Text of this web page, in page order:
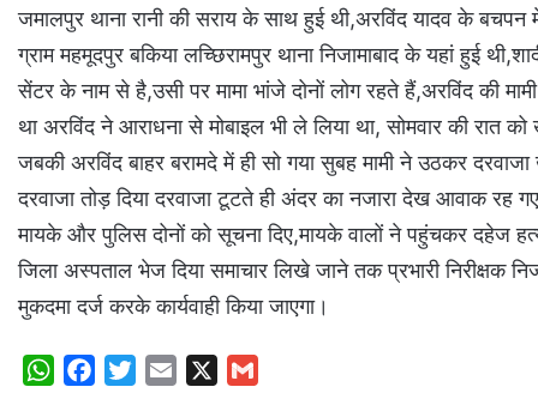
जमालपुर थाना रानी की सराय के साथ हुई थी,अरविंद यादव के बचपन
ग्राम महमूदपुर बकिया लच्छिरामपुर थाना निजामाबाद के यहां हुई
सेंटर के नाम से है,उसी पर मामा भांजे दोनों लोग रहते हैं,अरविंद की
था अरविंद ने आराधना से मोबाइल भी ले लिया था, सोमवार की रात
जबकी अरविंद बाहर बरामदे में ही सो गया सुबह मामी ने उठकर
दरवाजा तोड़ दिया दरवाजा टूटते ही अंदर का नजारा देख आवाक रह
मायके और पुलिस दोनों को सूचना दिए,मायके वालों ने पहुंचकर दहेज
जिला अस्पताल भेज दिया समाचार लिखे जाने तक प्रभारी निरीक्षक
मुकदमा दर्ज करके कार्यवाही किया जाएगा।
W